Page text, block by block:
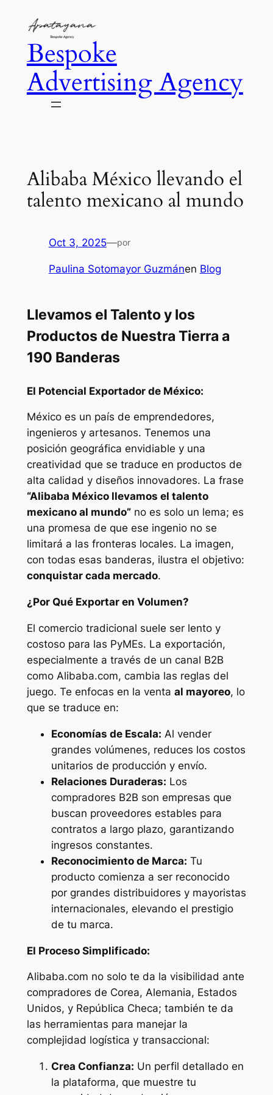
contenido
Bespoke
Advertising Agency
Alibaba México llevando el
talento mexicano al mundo
Oct 3, 2025—por
Paulina Sotomayor Guzmánen Blog
Llevamos el Talento y los
Productos de Nuestra Tierra a
190 Banderas
El Potencial Exportador de México:
México es un país de emprendedores,
ingenieros y artesanos. Tenemos una
posición geográfica envidiable y una
creatividad que se traduce en productos de
alta calidad y diseños innovadores. La frase
“Alibaba México llevamos el talento
mexicano al mundo”no es solo un lema; es
una promesa de que ese ingenio no se
limitará a las fronteras locales. La imagen,
con todas esas banderas, ilustra el objetivo:
conquistar cada mercado.
¿Por Qué Exportar en Volumen?
El comercio tradicional suele ser lento y
costoso para las PyMEs. La exportación,
especialmente a través de un canal B2B
como Alibaba.com, cambia las reglas del
juego. Te enfocas en la venta al mayoreo, lo
que se traduce en:
Economías de Escala: Al vender
grandes volúmenes, reduces los costos
unitarios de producción y envío.
Relaciones Duraderas: Los
compradores B2B son empresas que
buscan proveedores estables para
contratos a largo plazo, garantizando
ingresos constantes.
Reconocimiento de Marca: Tu
producto comienza a ser reconocido
por grandes distribuidores y mayoristas
internacionales, elevando el prestigio
de tu marca.
El Proceso Simplificado:
Alibaba.com no solo te da la visibilidad ante
compradores de Corea, Alemania, Estados
Unidos, y República Checa; también te da
las herramientas para manejar la
complejidad logística y transaccional:
Crea Confianza: Un perfil detallado en
la plataforma, que muestre tu